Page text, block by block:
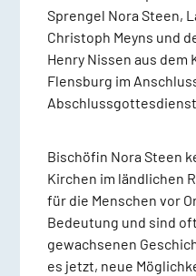
Sprengel Nora Steen,
Christoph Meyns und
Henry Nissen aus
Flensburg im
Abschlussgottesdienst.
Bischöfin Nora Steen
Kirchen im ländlichen
für die Menschen vor
Bedeutung und sind
gewachsenen
es jetzt, neue